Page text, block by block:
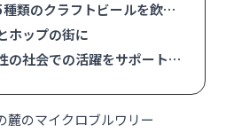
類のクラフトビールを飲み
ホップの街に
の社会での活躍をサポートし
麓のマイクロブルワリー